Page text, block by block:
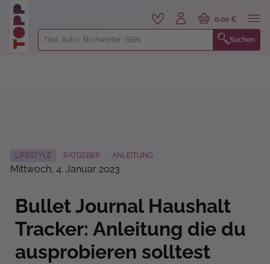
springen
Suchen
0,00 €
LIFESTYLE RATGEBER ANLEITUNG
Mittwoch, 4. Januar 2023
Bullet Journal Haushalt
Tracker: Anleitung die du
ausprobieren solltest